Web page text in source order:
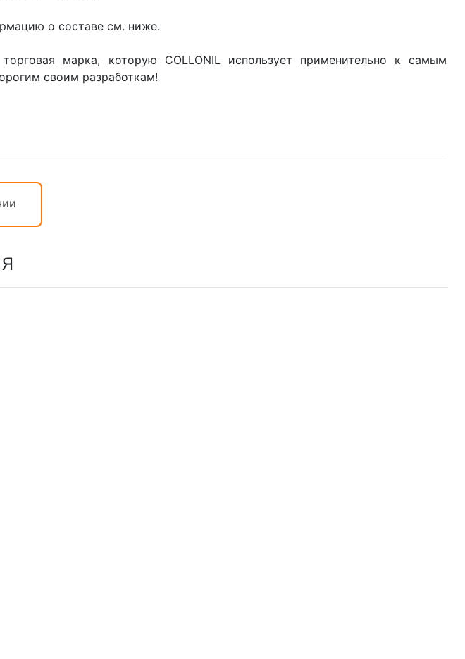
о составе см. ниже.
марка, которую COLLONIL использует применительно к самым
своим разработкам!